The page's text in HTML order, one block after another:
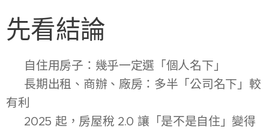
先看結論
👉 自住用房子：幾乎一定選「個人名下」
👉 長期出租、商辦、廠房：多半「公司名下」較
有利
👉 2025 起，房屋稅 2.0 讓「是不是自住」變得